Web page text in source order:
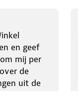
en geef
mij per
de
uit de